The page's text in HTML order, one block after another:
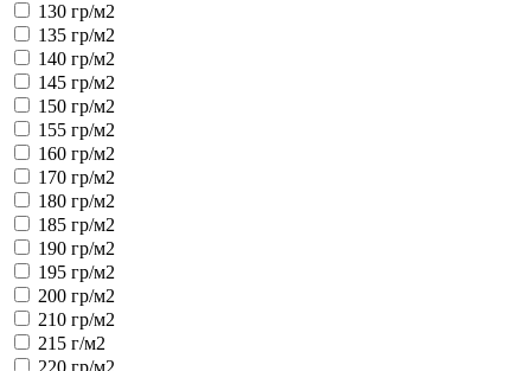
130 гр/м2
135 гр/м2
140 гр/м2
145 гр/м2
150 гр/м2
155 гр/м2
160 гр/м2
170 гр/м2
180 гр/м2
185 гр/м2
190 гр/м2
195 гр/м2
200 гр/м2
210 гр/м2
215 г/м2